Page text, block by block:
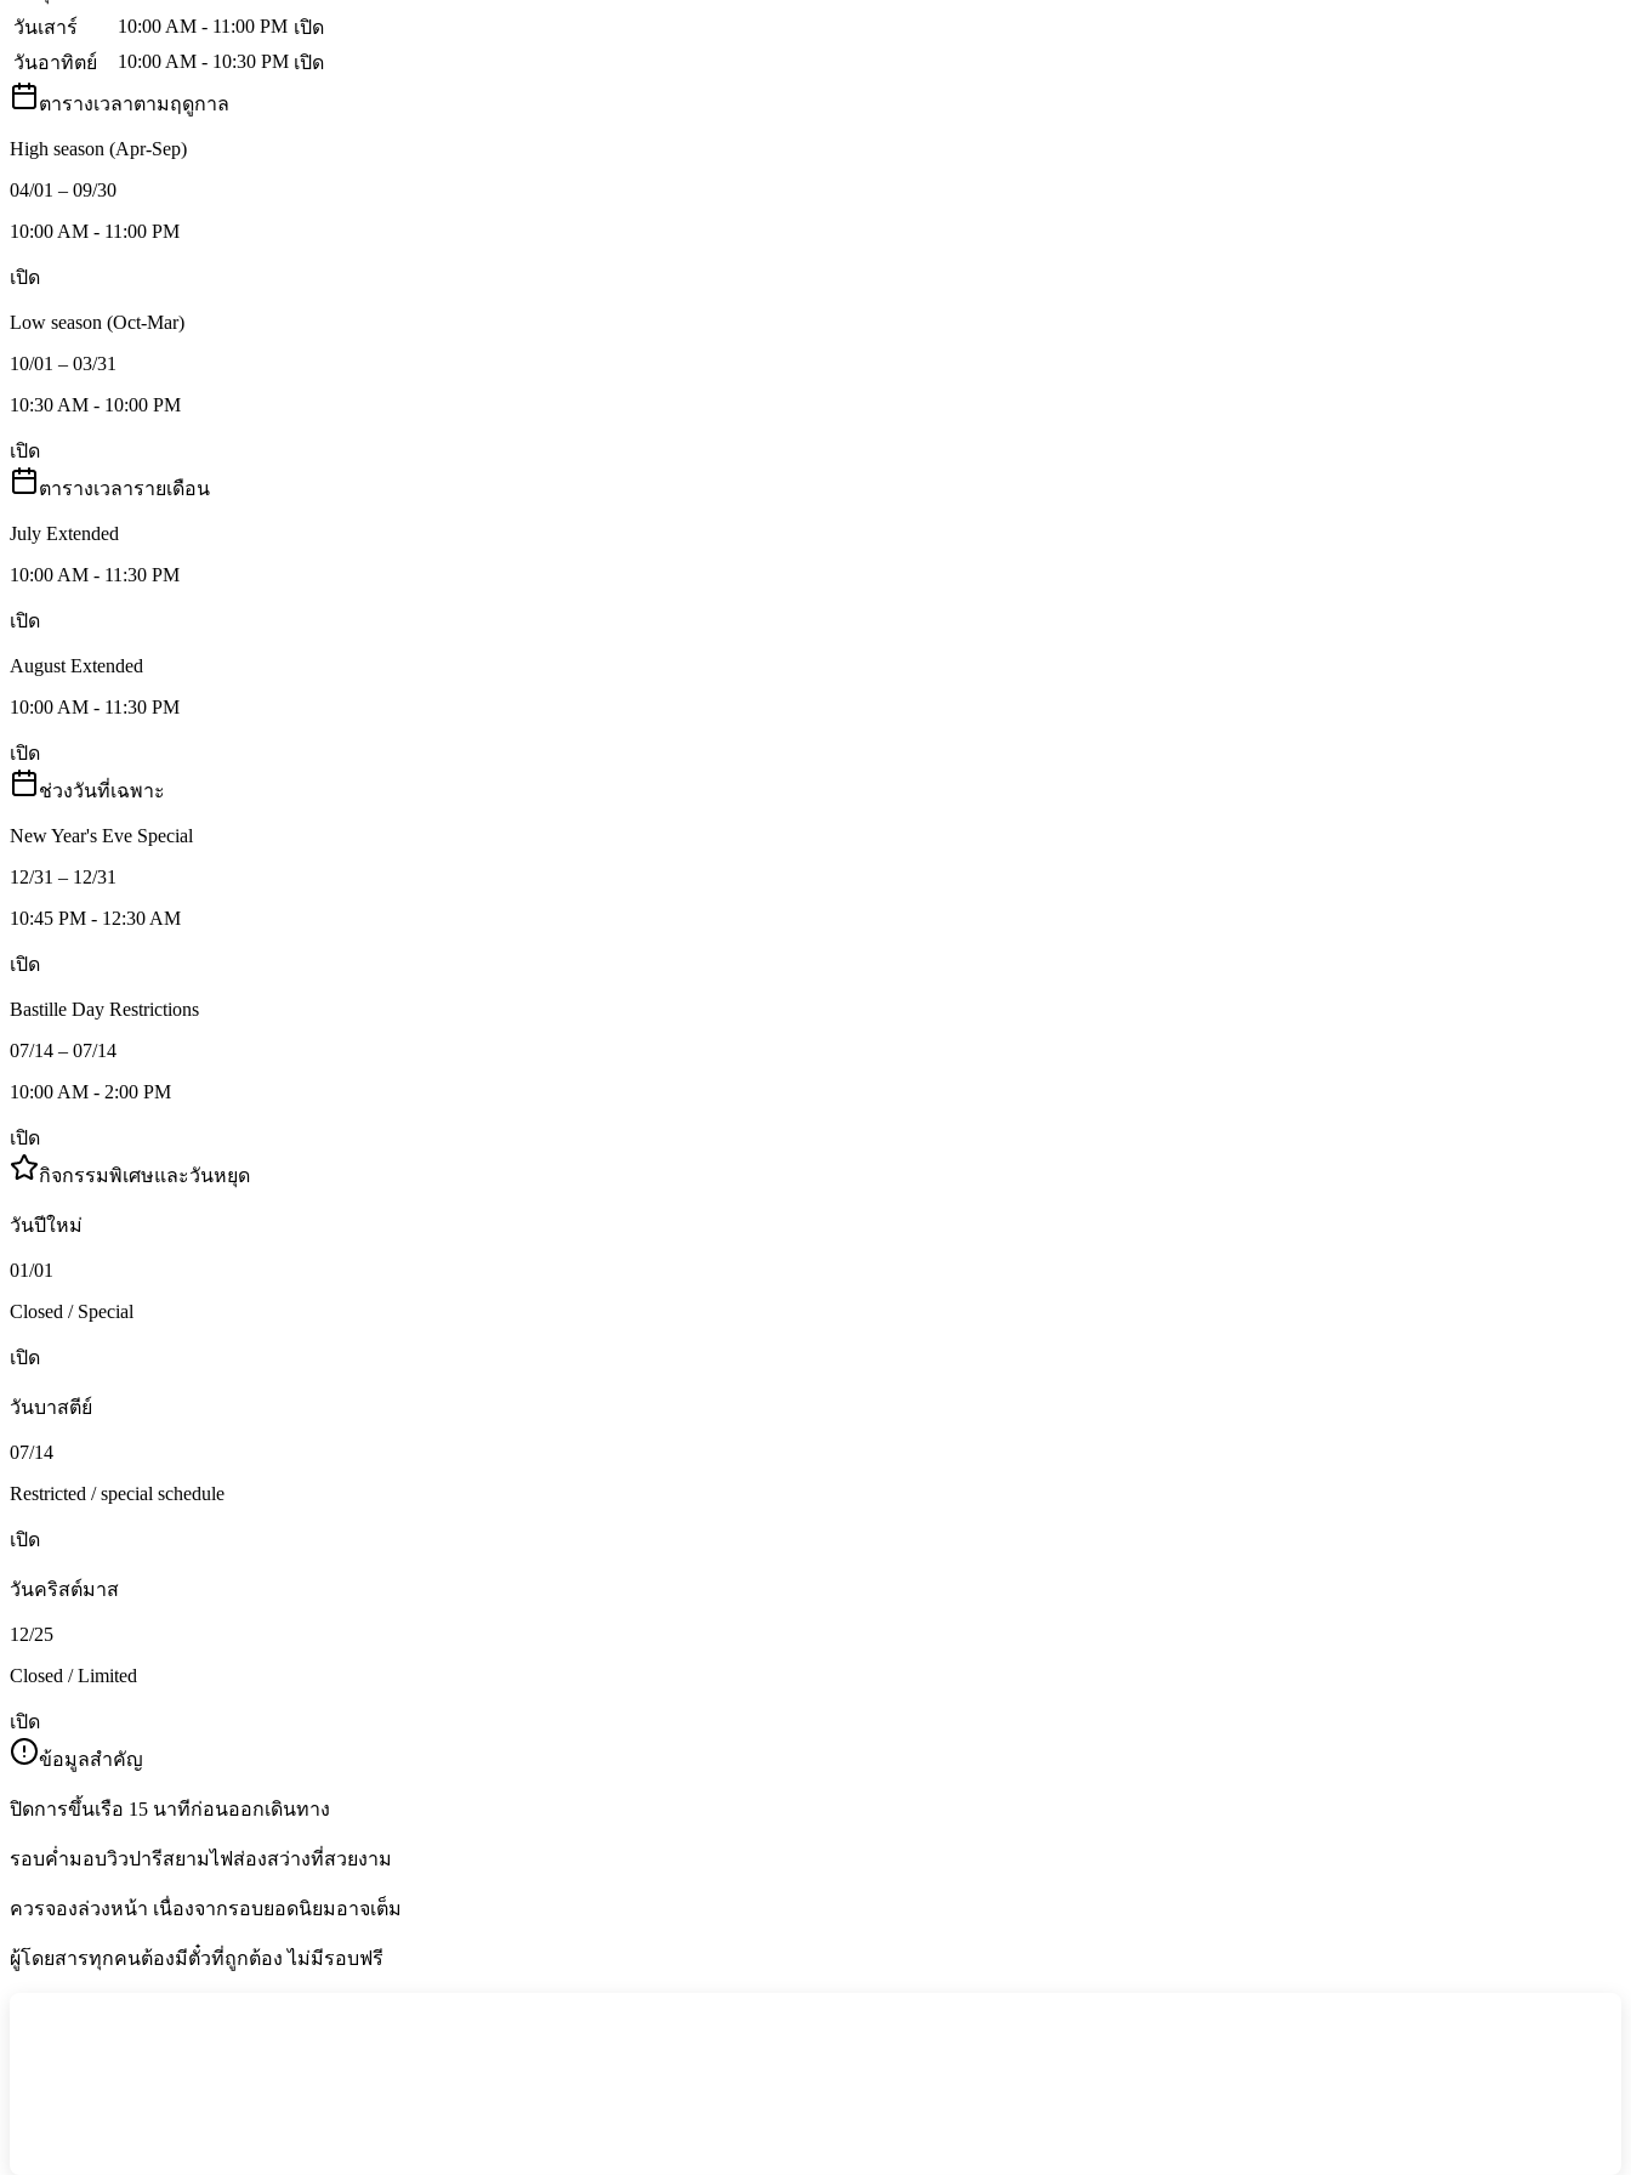
วันเสาร์
10:00 AM - 11:00 PM เปิด
วันอาทิตย์
10:00 AM - 10:30 PM เปิด
ตารางเวลาตามฤดูกาล
High season (Apr-Sep)
04/01 – 09/30
10:00 AM - 11:00 PM
เปิด
Low season (Oct-Mar)
10/01 – 03/31
10:30 AM - 10:00 PM
เปิด
ตารางเวลารายเดือน
July Extended
10:00 AM - 11:30 PM
เปิด
August Extended
10:00 AM - 11:30 PM
เปิด
ช่วงวันที่เฉพาะ
New Year's Eve Special
12/31 – 12/31
10:45 PM - 12:30 AM
เปิด
Bastille Day Restrictions
07/14 – 07/14
10:00 AM - 2:00 PM
เปิด
กิจกรรมพิเศษและวันหยุด
วันปีใหม่
01/01
Closed / Special
เปิด
วันบาสตีย์
07/14
Restricted / special schedule
เปิด
วันคริสต์มาส
12/25
Closed / Limited
เปิด
ข้อมูลสำคัญ
ปิดการขึ้นเรือ 15 นาทีก่อนออกเดินทาง
รอบค่ำมอบวิวปารีสยามไฟส่องสว่างที่สวยงาม
ควรจองล่วงหน้า เนื่องจากรอบยอดนิยมอาจเต็ม
ผู้โดยสารทุกคนต้องมีตั๋วที่ถูกต้อง ไม่มีรอบฟรี